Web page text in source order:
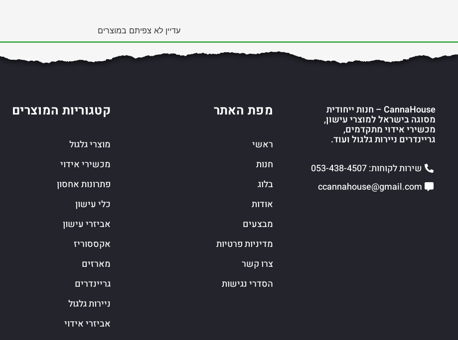
עדיין לא צפיתם במוצרים
CannaHouse – חנות ייחודית
מסוגה בישראל למוצרי עישון,
מכשירי אידוי מתקדמים,
גריינדרים ניירות גלגול ועוד.
שירות לקוחות: 053-438-4507
ccannahouse@gmail.com
מפת האתר
ראשי
חנות
בלוג
אודות
מבצעים
מדיניות פרטיות
צרו קשר
הסדרי נגישות
קטגוריות המוצרים
מוצרי גלגול
מכשירי אידוי
פתרונות אחסון
כלי עישון
אביזרי עישון
אקססוריז
מארזים
גריינדרים
ניירות גלגול
אביזרי אידוי